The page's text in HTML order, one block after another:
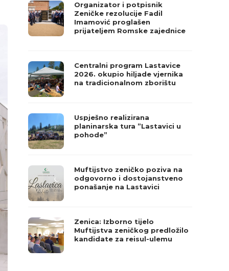
Organizator i potpisnik
Zeničke rezolucije Fadil
Imamović proglašen
prijateljem Romske zajednice
Centralni program Lastavice
2026. okupio hiljade vjernika
na tradicionalnom zborištu
Uspješno realizirana
planinarska tura ”Lastavici u
pohode”
Muftijstvo zeničko poziva na
odgovorno i dostojanstveno
ponašanje na Lastavici
Zenica: Izborno tijelo
Muftijstva zeničkog predložilo
kandidate za reisul-ulemu